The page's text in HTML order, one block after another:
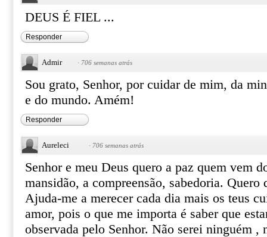
DEUS É FIEL ...
Responder
Admir · 706 semanas atrás
Sou grato, Senhor, por cuidar de mim, da
e do mundo. Amém!
Responder
Aureleci · 706 semanas atrás
Senhor e meu Deus quero a paz quem vem
mansidão, a compreensão, sabedoria. Quero
Ajuda-me a merecer cada dia mais os teus
amor, pois o que me importa é saber que
observada pelo Senhor. Não serei ninguém ,